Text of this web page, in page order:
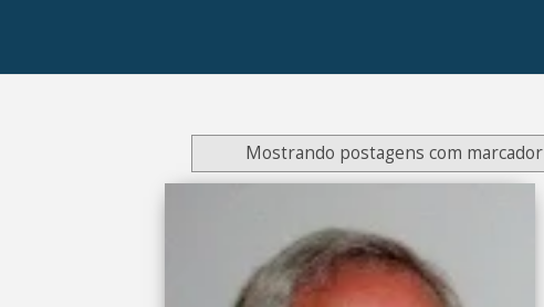
Mostrando postagens com marcador